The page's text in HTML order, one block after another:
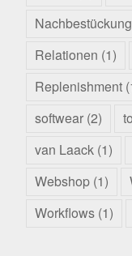
Nachbestückung
Relationen (1)
Replenishment
softwear (2)
van Laack (1)
Webshop (1)
Workflows (1)